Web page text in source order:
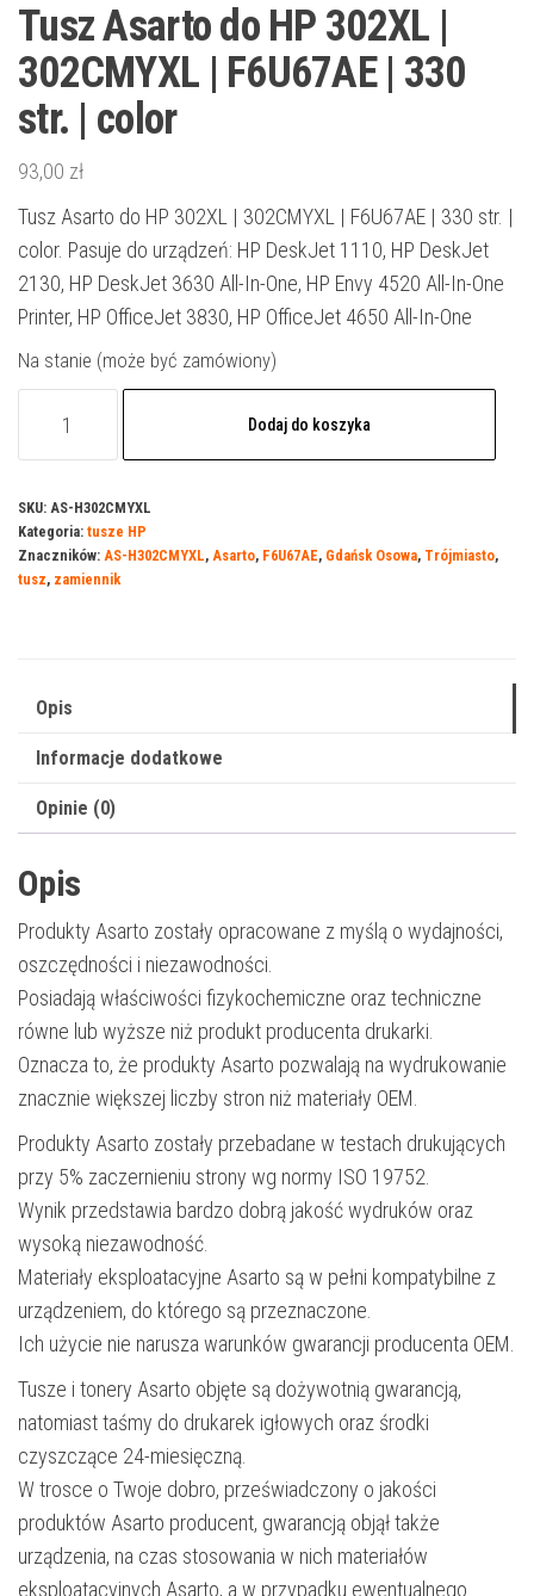
Tusz Asarto do HP 302XL |
302CMYXL | F6U67AE | 330
str. | color
93,00 zł
Tusz Asarto do HP 302XL | 302CMYXL | F6U67AE | 330 str. |
color. Pasuje do urządzeń: HP DeskJet 1110, HP DeskJet
2130, HP DeskJet 3630 All-In-One, HP Envy 4520 All-In-One
Printer, HP OfficeJet 3830, HP OfficeJet 4650 All-In-One
Na stanie (może być zamówiony)
do
HP
302XL
F6U67AE
330
str.
|
color
Dodaj do koszyka
SKU: AS-H302CMYXL
Kategoria: tusze HP
Znaczników: AS-H302CMYXL, Asarto, F6U67AE, Gdańsk Osowa, Trójmiasto,
tusz, zamiennik
Opis
Informacje dodatkowe
Opinie (0)
Opis
Produkty Asarto zostały opracowane z myślą o wydajności,
oszczędności i niezawodności.
Posiadają właściwości fizykochemiczne oraz techniczne
równe lub wyższe niż produkt producenta drukarki.
Oznacza to, że produkty Asarto pozwalają na wydrukowanie
znacznie większej liczby stron niż materiały OEM.
Produkty Asarto zostały przebadane w testach drukujących
przy 5% zaczernieniu strony wg normy ISO 19752.
Wynik przedstawia bardzo dobrą jakość wydruków oraz
wysoką niezawodność.
Materiały eksploatacyjne Asarto są w pełni kompatybilne z
urządzeniem, do którego są przeznaczone.
Ich użycie nie narusza warunków gwarancji producenta OEM.
Tusze i tonery Asarto objęte są dożywotnią gwarancją,
natomiast taśmy do drukarek igłowych oraz środki
czyszczące 24-miesięczną.
W trosce o Twoje dobro, przeświadczony o jakości
produktów Asarto producent, gwarancją objął także
urządzenia, na czas stosowania w nich materiałów
eksploatacyjnych Asarto, a w przypadku ewentualnego